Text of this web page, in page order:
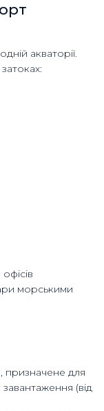
акваторії.
морськими
призначене для
(від